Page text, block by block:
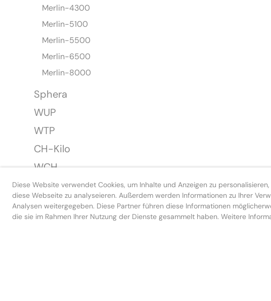
Diese Website verwendet Cookies, um Inhalte und Anzeigen zu
diese Webseite zu analyseieren. Außerdem werden Informationen zu Ihrer
Analysen weitergegeben. Diese Partner führen diese Informationen
die sie im Rahmen Ihrer Nutzung der Dienste gesammelt haben. Weitere
Merlin-4300
Merlin-5100
Merlin-5500
Merlin-6500
Merlin-8000
Sphera
WUP
WTP
CH-Kilo
WCH
WCP